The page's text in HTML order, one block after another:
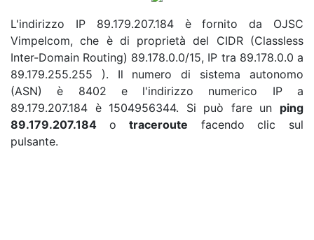
L'indirizzo IP 89.179.207.184 è fornito da OJSC
Vimpelcom, che è di proprietà del CIDR (Classless
Inter-Domain Routing) 89.178.0.0/15, IP tra 89.178.0.0 a
89.179.255.255 ). Il numero di sistema autonomo
(ASN) è 8402 e l'indirizzo numerico IP a
89.179.207.184 è 1504956344. Si può fare un ping
89.179.207.184 otraceroute facendo clic sul
pulsante.